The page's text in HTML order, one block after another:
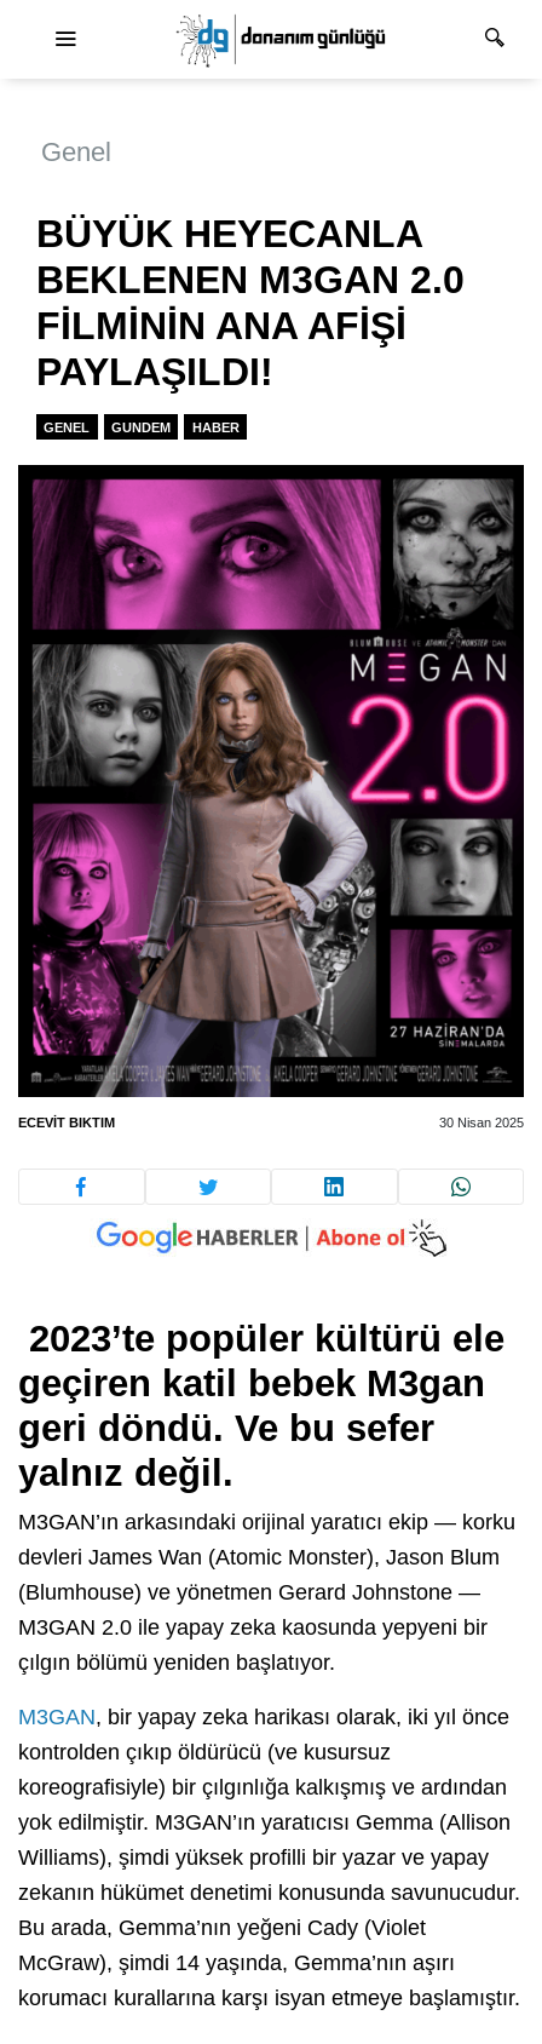
Genel
BÜYÜK HEYECANLA
BEKLENEN M3GAN 2.0
FİLMİNİN ANA AFİŞİ
PAYLAŞILDI!
GENEL GUNDEM HABER
ECEVIT BIKTIM 30 Nisan 2025
2023’te popüler kültürü ele
geçiren katil bebek M3gan
geri döndü. Ve bu sefer
yalnız değil.
M3GAN’ın arkasındaki orijinal yaratıcı ekip — korku
devleri James Wan (Atomic Monster), Jason Blum
(Blumhouse) ve yönetmen Gerard Johnstone —
M3GAN 2.0 ile yapay zeka kaosunda yepyeni bir
çılgın bölümü yeniden başlatıyor.
M3GAN, bir yapay zeka harikası olarak, iki yıl önce
kontrolden çıkıp öldürücü (ve kusursuz
koreografisiyle) bir çılgınlığa kalkışmış ve ardından
yok edilmiştir. M3GAN’ın yaratıcısı Gemma (Allison
Williams), şimdi yüksek profilli bir yazar ve yapay
zekanın hükümet denetimi konusunda savunucudur.
Bu arada, Gemma’nın yeğeni Cady (Violet
McGraw), şimdi 14 yaşında, Gemma’nın aşırı
korumacı kurallarına karşı isyan etmeye başlamıştır.